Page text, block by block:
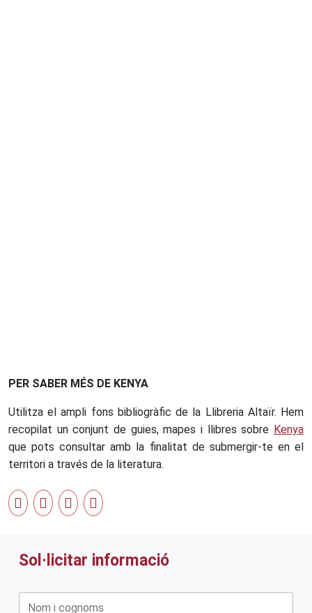
PER SABER MÉS DE KENYA
Utilitza el ampli fons bibliogràfic de la Llibreria Altaïr. Hem
recopilat un conjunt de guies, mapes i llibres sobre Kenya
que pots consultar amb la finalitat de submergir-te en el
territori a través de la literatura.
Sol·licitar informació